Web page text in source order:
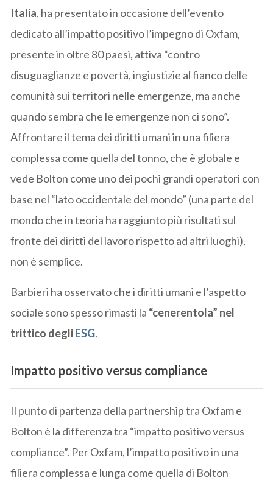
Italia, ha presentato in occasione dell’evento
dedicato all’impatto positivo l’impegno di Oxfam,
presente in oltre 80 paesi, attiva “contro
disuguaglianze e povertà, ingiustizie al fianco delle
comunità sui territori nelle emergenze, ma anche
quando sembra che le emergenze non ci sono”.
Affrontare il tema dei diritti umani in una filiera
complessa come quella del tonno, che è globale e
vede Bolton come uno dei pochi grandi operatori con
base nel “lato occidentale del mondo” (una parte del
mondo che in teoria ha raggiunto più risultati sul
fronte dei diritti del lavoro rispetto ad altri luoghi),
non è semplice.
Barbieri ha osservato che i diritti umani e l’aspetto
sociale sono spesso rimasti la “cenerentola” nel
trittico degliESG.
Impatto positivo versus compliance
Il punto di partenza della partnership tra Oxfam e
Bolton è la differenza tra “impatto positivo versus
compliance”. Per Oxfam, l’impatto positivo in una
filiera complessa e lunga come quella di Bolton